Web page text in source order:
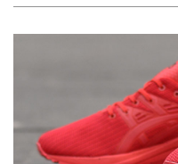
INSPIRING
MLDPODCAST
VIDEOS